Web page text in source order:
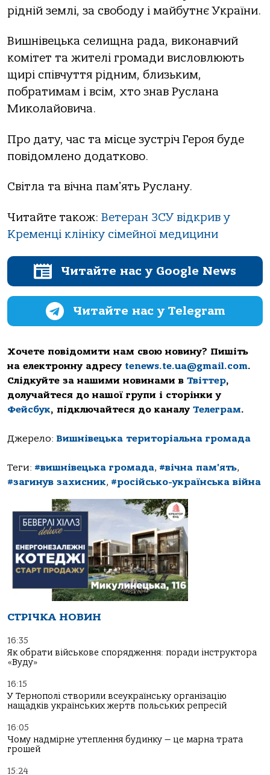
рідній землі, за свободу і майбутнє України.
Вишнівецька селищна рада, виконавчий
комітет та жителі громади висловлюють
щирі співчуття рідним, близьким,
побратимам і всім, хто знав Руслана
Миколайовича.
Про дату, час та місце зустріч Героя буде
повідомлено додатково.
Світла та вічна памʼять Руслану.
Читайте також: Ветеран ЗСУ відкрив у
Кременці клініку сімейної медицини
Читайте нас у Google News
Читайте нас у Telegram
Хочете повідомити нам свою новину? Пишіть
на електронну адресу tenews.te.ua@gmail.com.
Слідкуйте за нашими новинами в Твіттер,
долучайтеся до нашої групи і сторінки у
Фейсбук, підключайтеся до каналу Телеграм.
Джерело: Вишнівецька територіальна громада
Теги: #вишнівецька громада, #вічна пам'ять,
#загинув захисник, #російсько-українська війна
СТРІЧКА НОВИН
16:35
Як обрати військове спорядження: поради інструктора
«Вуду»
16:15
У Тернополі створили всеукраїнську організацію
нащадків українських жертв польських репресій
16:05
Чому надмірне утеплення будинку — це марна трата
грошей
15:24